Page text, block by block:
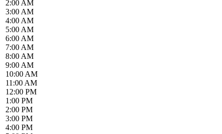
2:00 AM
3:00 AM
4:00 AM
5:00 AM
6:00 AM
7:00 AM
8:00 AM
9:00 AM
10:00 AM
11:00 AM
12:00 PM
1:00 PM
2:00 PM
3:00 PM
4:00 PM